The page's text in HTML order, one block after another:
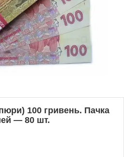
100 гривень. Пачка
— 80 шт.